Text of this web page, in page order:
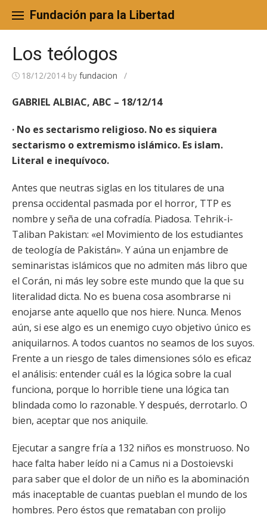
content
Fundación para la Libertad
Los teólogos
18/12/2014 by fundacion /
GABRIEL ALBIAC, ABC – 18/12/14
· No es sectarismo religioso. No es siquiera
sectarismo o extremismo islámico. Es islam.
Literal e inequívoco.
Antes que neutras siglas en los titulares de una
prensa occidental pasmada por el horror, TTP es
nombre y seña de una cofradía. Piadosa. Tehrik-i-
Taliban Pakistan: «el Movimiento de los estudiantes
de teología de Pakistán». Y aúna un enjambre de
seminaristas islámicos que no admiten más libro que
el Corán, ni más ley sobre este mundo que la que su
literalidad dicta. No es buena cosa asombrarse ni
enojarse ante aquello que nos hiere. Nunca. Menos
aún, si ese algo es un enemigo cuyo objetivo único es
aniquilarnos. A todos cuantos no seamos de los suyos.
Frente a un riesgo de tales dimensiones sólo es eficaz
el análisis: entender cuál es la lógica sobre la cual
funciona, porque lo horrible tiene una lógica tan
blindada como lo razonable. Y después, derrotarlo. O
bien, aceptar que nos aniquile.
Ejecutar a sangre fría a 132 niños es monstruoso. No
hace falta haber leído ni a Camus ni a Dostoievski
para saber que el dolor de un niño es la abominación
más inaceptable de cuantas pueblan el mundo de los
hombres. Pero éstos que remataban con prolijo